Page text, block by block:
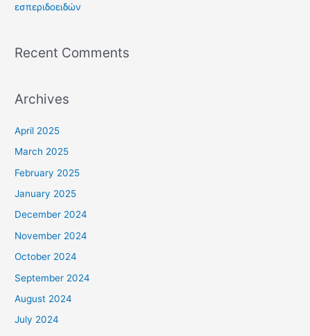
εσπεριδοειδών
Recent Comments
Archives
April 2025
March 2025
February 2025
January 2025
December 2024
November 2024
October 2024
September 2024
August 2024
July 2024